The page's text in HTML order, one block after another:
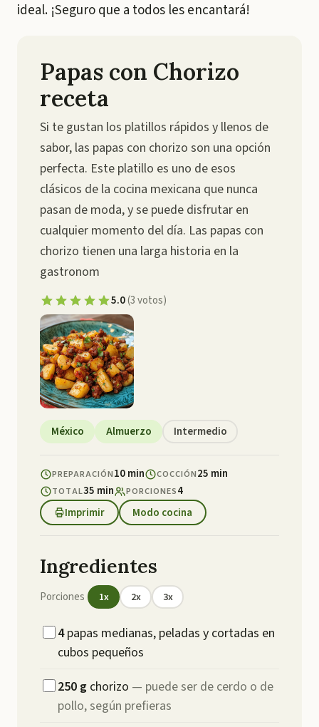
ideal. ¡Seguro que a todos les encantará!
Papas con Chorizo
receta
Si te gustan los platillos rápidos y llenos de
sabor, las papas con chorizo son una opción
perfecta. Este platillo es uno de esos
clásicos de la cocina mexicana que nunca
pasan de moda, y se puede disfrutar en
cualquier momento del día. Las papas con
chorizo tienen una larga historia en la
gastronom
5.0(3votos)
México Almuerzo Intermedio
PREPARACIÓN10 min COCCIÓN25 min
TOTAL35 min PORCIONES4
Imprimir
Modo cocina
Ingredientes
Porciones 1x 2x 3x
4 papas medianas, peladas y cortadas en
cubos pequeños
250 g chorizo — puede ser de cerdo o de
pollo, según prefieras